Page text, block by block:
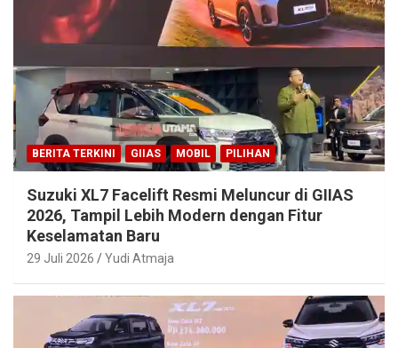
BERITA TERKINI GIIAS MOBIL PILIHAN
Suzuki XL7 Facelift Resmi Meluncur di GIIAS
2026, Tampil Lebih Modern dengan Fitur
Keselamatan Baru
29 Juli 2026 Yudi Atmaja